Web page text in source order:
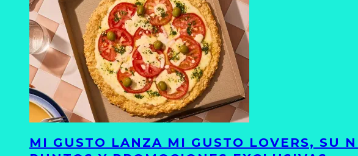
MI GUSTO LANZA MI GUSTO LOVERS, SU